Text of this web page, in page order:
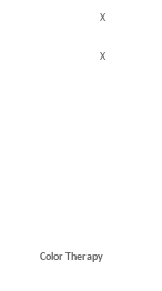
X
X
Color Therapy